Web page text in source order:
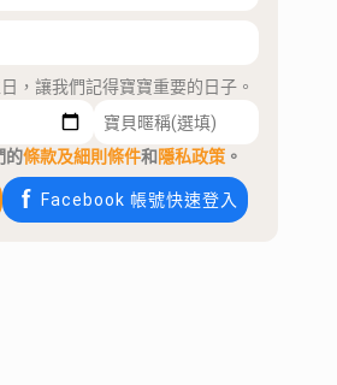
，讓我們記得寶寶重要的日子。
的條款及細則條件和隱私政策 。
Facebook 帳號快速登入